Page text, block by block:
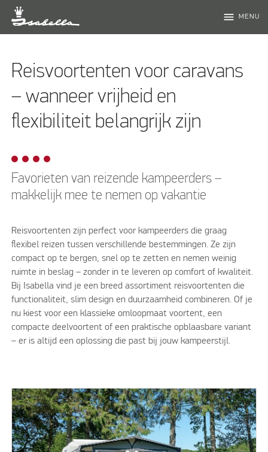
menu MENU
Reisvoortenten voor caravans
– wanneer vrijheid en
flexibiliteit belangrijk zijn
Favorieten van reizende kampeerders –
makkelijk mee te nemen op vakantie
Reisvoortenten zijn perfect voor kampeerders die graag
flexibel reizen tussen verschillende bestemmingen. Ze zijn
compact op te bergen, snel op te zetten en nemen weinig
ruimte in beslag – zonder in te leveren op comfort of kwaliteit.
Bij Isabella vind je een breed assortiment reisvoortenten die
functionaliteit, slim design en duurzaamheid combineren. Of je
nu kiest voor een klassieke omloopmaat voortent, een
compacte deelvoortent of een praktische opblaasbare variant
– er is altijd een oplossing die past bij jouw kampeerstijl.